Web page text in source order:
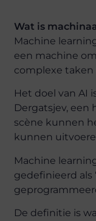
Wat is
Machine
een machine
complexe taken
Het doel van AI
Dergatsjev, een
scène kunnen
kunnen
Machine
gedefinieerd
De definitie is